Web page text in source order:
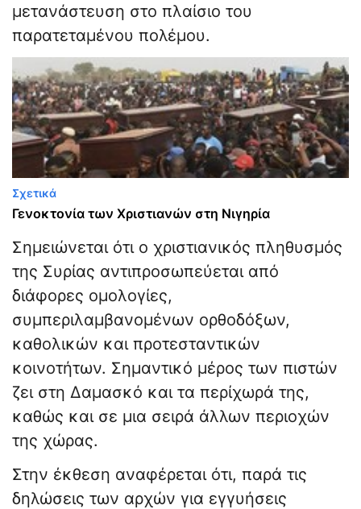
μετανάστευση στο πλαίσιο του
παρατεταμένου πολέμου.
Σχετικά
Γενοκτονία των Χριστιανών στη Νιγηρία
Σημειώνεται ότι ο χριστιανικός πληθυσμός
της Συρίας αντιπροσωπεύεται από
διάφορες ομολογίες,
συμπεριλαμβανομένων ορθοδόξων,
καθολικών και προτεσταντικών
κοινοτήτων. Σημαντικό μέρος των πιστών
ζει στη Δαμασκό και τα περίχωρά της,
καθώς και σε μια σειρά άλλων περιοχών
της χώρας.
Στην έκθεση αναφέρεται ότι, παρά τις
δηλώσεις των αρχών για εγγυήσεις